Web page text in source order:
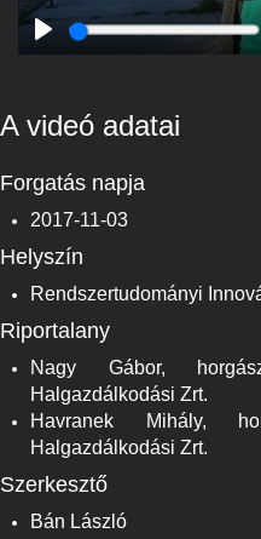
Play
A videó adatai
Forgatás napja
2017-11-03
Helyszín
Rendszertudományi
Riportalany
Nagy Gábor,
Halgazdálkodási Zrt.
Havranek Mihály,
Halgazdálkodási Zrt.
Szerkesztő
Bán László